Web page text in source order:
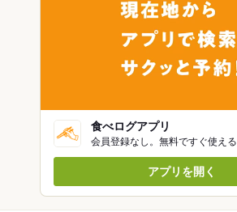
食べログアプリ
会員登録なし。無料ですぐ使える
アプリを開く